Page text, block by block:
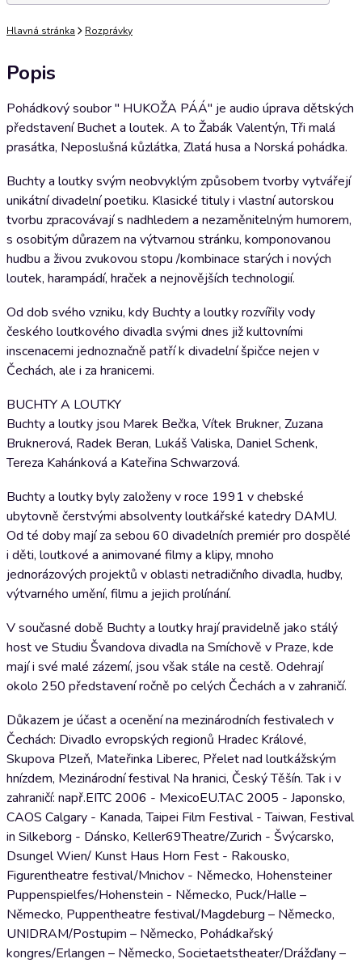
Hlavná stránka Rozprávky
Popis
Pohádkový soubor " HUKOŽA PÁÁ" je audio úprava dětských
představení Buchet a loutek. A to Žabák Valentýn, Tři malá
prasátka, Neposlušná kůzlátka, Zlatá husa a Norská pohádka.
Buchty a loutky svým neobvyklým způsobem tvorby vytvářejí
unikátní divadelní poetiku. Klasické tituly i vlastní autorskou
tvorbu zpracovávají s nadhledem a nezaměnitelným humorem,
s osobitým důrazem na výtvarnou stránku, komponovanou
hudbu a živou zvukovou stopu /kombinace starých i nových
loutek, harampádí, hraček a nejnovějších technologií.
Od dob svého vzniku, kdy Buchty a loutky rozvířily vody
českého loutkového divadla svými dnes již kultovními
inscenacemi jednoznačně patří k divadelní špičce nejen v
Čechách, ale i za hranicemi.
BUCHTY A LOUTKY
Buchty a loutky jsou Marek Bečka, Vítek Brukner, Zuzana
Bruknerová, Radek Beran, Lukáš Valiska, Daniel Schenk,
Tereza Kahánková a Kateřina Schwarzová.
Buchty a loutky byly založeny v roce 1991 v chebské
ubytovně čerstvými absolventy loutkářské katedry DAMU.
Od té doby mají za sebou 60 divadelních premiér pro dospělé
i děti, loutkové a animované filmy a klipy, mnoho
jednorázových projektů v oblasti netradičního divadla, hudby,
výtvarného umění, filmu a jejich prolínání.
V současné době Buchty a loutky hrají pravidelně jako stálý
host ve Studiu Švandova divadla na Smíchově v Praze, kde
mají i své malé zázemí, jsou však stále na cestě. Odehrají
okolo 250 představení ročně po celých Čechách a v zahraničí.
Důkazem je účast a ocenění na mezinárodních festivalech v
Čechách: Divadlo evropských regionů Hradec Králové,
Skupova Plzeň, Mateřinka Liberec, Přelet nad loutkážským
hnízdem, Mezinárodní festival Na hranici, Český Těšín. Tak i v
zahraničí: např.EITC 2006 - MexicoEU.TAC 2005 - Japonsko,
CAOS Calgary - Kanada, Taipei Film Festival - Taiwan, Festival
in Silkeborg - Dánsko, Keller69Theatre/Zurich - Švýcarsko,
Dsungel Wien/ Kunst Haus Horn Fest - Rakousko,
Figurentheatre festival/Mnichov - Německo, Hohensteiner
Puppenspielfes/Hohenstein - Německo, Puck/Halle –
Německo, Puppentheatre festival/Magdeburg – Německo,
UNIDRAM/Postupim – Německo, Pohádkařský
kongres/Erlangen – Německo, Societaetstheater/Drážďany –